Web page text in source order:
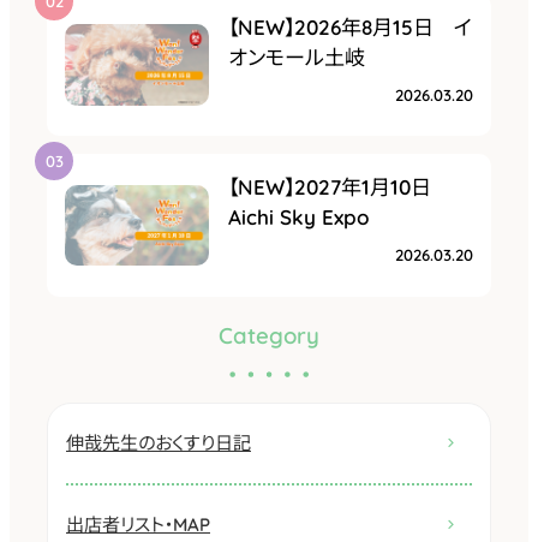
【NEW】2026年8月15日 イ
オンモール土岐
2026.03.20
【NEW】2027年1月10日
Aichi Sky Expo
2026.03.20
Category
伸哉先生のおくすり日記
出店者リスト・MAP